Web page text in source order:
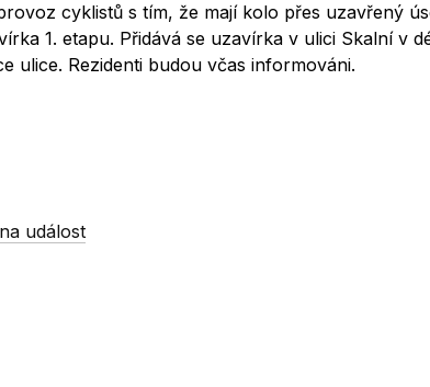
cyklistů s tím, že mají kolo přes uzavřený
1. etapu. Přidává se uzavírka v ulici Skalní v
ulice. Rezidenti budou včas informováni.
událost